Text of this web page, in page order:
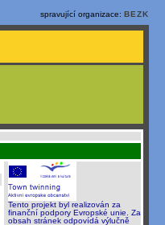
spravující organizace: BEZK
Tento projekt byl realizován za
finanční podpory Evropské unie. Za
obsah stránek odpovídá výlučně